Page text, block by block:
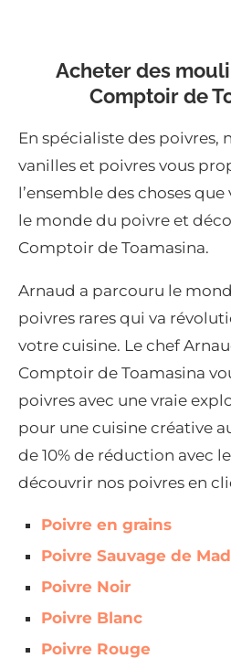
Acheter des
Comptoir de
En spécialiste des poivres,
vanilles et poivres vous
l’ensemble des choses
le monde du poivre et
Comptoir de Toamasina.
Arnaud a parcouru le
poivres rares qui va
votre cuisine. Le chef
Comptoir de Toamasina
poivres avec une vraie
pour une cuisine créative
de 10% de réduction avec
découvrir nos poivres en
Poivre en grains
Poivre Sauvage de
Poivre Noir
Poivre Blanc
Poivre Rouge